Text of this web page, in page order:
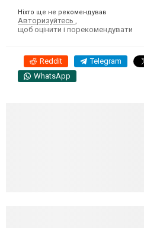
Ніхто ще не рекомендував
Авторизуйтесь
щоб оцінити і порекомендувати
Reddit Telegram
WhatsApp